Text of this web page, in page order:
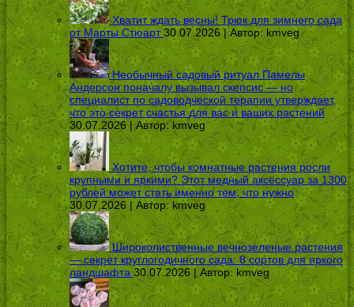
Хватит ждать весны! Трюк для зимнего сада
от Марты Стюарт 30.07.2026 | Автор: kmveg
Необычный садовый ритуал Памелы
Андерсон поначалу вызывал скепсис — но
специалист по садоводческой терапии утверждает,
что это секрет счастья для вас и ваших растений
30.07.2026 | Автор:kmveg
Хотите, чтобы комнатные растения росли
крупными и яркими? Этот медный аксессуар за 1300
рублей может стать именно тем, что нужно
30.07.2026 | Автор: kmveg
Широколиственные вечнозеленые растения
— секрет круглогодичного сада: 8 сортов для яркого
ландшафта 30.07.2026 | Автор: kmveg